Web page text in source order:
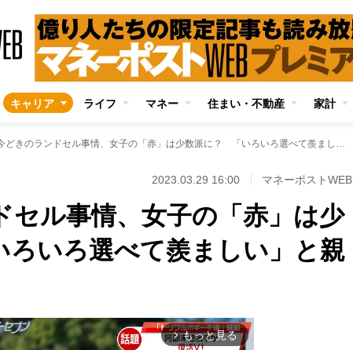
キャリア ライフ マネー 住まい・不動産 家計
今どきのランドセル事情、女子の「赤」は少数派に？ 「いろいろ選べて羨ましい」と親世代の本音
2023.03.29 16:00 マネーポストWEB
セル事情、女子の「赤」は少
いろ選べて羨ましい」と親
arrow_forward_ios もっと見る